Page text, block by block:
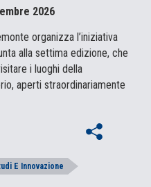
2026
organizza l’iniziativa
alla settima edizione, che
i luoghi della
aperti straordinariamente
E Innovazione